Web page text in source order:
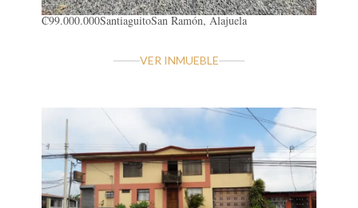
₡99.000.000SantiaguitoSan Ramón, Alajuela
VER INMUEBLE